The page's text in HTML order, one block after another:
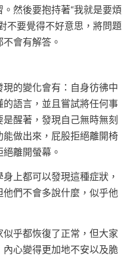
。然後要抱持著“我就是要煩
不要覺得不好意思，將問題
會有解答。
的變化會有：自身彷彿中
語言，並且嘗試將任何事
醒著，發現自己無時無刻
做出來，屁股拒絕離開椅
離開螢幕。
上都可以發現這種症狀，
們不會多說什麼，似乎他
乎都恢復了正常，但大家
心變得更加地不安以及脆